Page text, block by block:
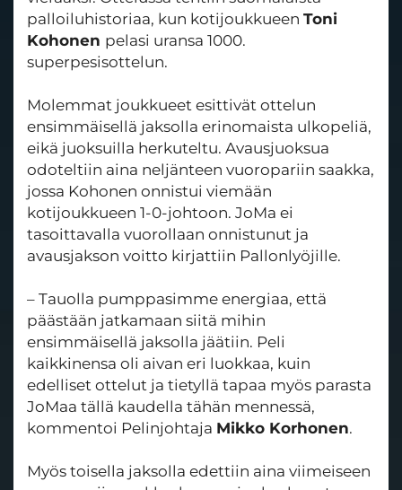
palloiluhistoriaa, kun kotijoukkueen Toni
Kohonen pelasi uransa 1000.
superpesisottelun.
Molemmat joukkueet esittivät ottelun
ensimmäisellä jaksolla erinomaista ulkopeliä,
eikä juoksuilla herkuteltu. Avausjuoksua
odoteltiin aina neljänteen vuoropariin saakka,
jossa Kohonen onnistui viemään
kotijoukkueen 1-0-johtoon. JoMa ei
tasoittavalla vuorollaan onnistunut ja
avausjakson voitto kirjattiin Pallonlyöjille.
– Tauolla pumppasimme energiaa, että
päästään jatkamaan siitä mihin
ensimmäisellä jaksolla jäätiin. Peli
kaikkinensa oli aivan eri luokkaa, kuin
edelliset ottelut ja tietyllä tapaa myös parasta
JoMaa tällä kaudella tähän mennessä,
kommentoi Pelinjohtaja Mikko Korhonen.
Myös toisella jaksolla edettiin aina viimeiseen